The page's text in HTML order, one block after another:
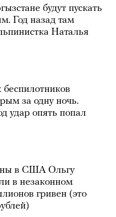
будут пускать
Год назад там
Наталья
беспилотников
за одну ночь.
удар опять попал
в США Ольгу
в незаконном
гривен (это